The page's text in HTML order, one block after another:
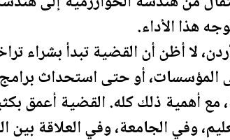
هذا الأداء.
، لا أظن أن القضية تبدأ بشراء
المؤسسات، أو حتى استحداث
مع أهمية ذلك كله. القضية أعمق
وفي الجامعة، وفي العلاقة بين